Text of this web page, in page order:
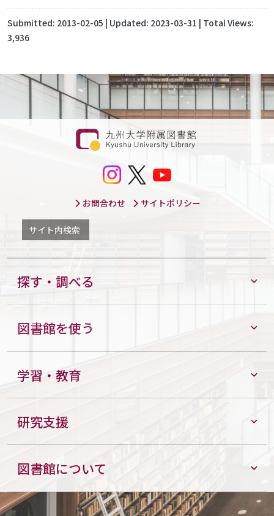
Submitted: 2013-02-05 | Updated: 2023-03-31 | Total Views:
3,936
お問合わせ サイトポリシー
サイト内検索
探す・調べる
図書館を使う
学習・教育
研究支援
図書館について